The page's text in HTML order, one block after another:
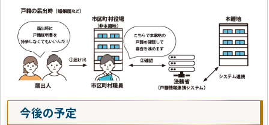
今後の予定